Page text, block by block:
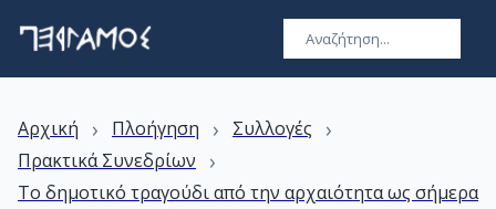
Αρχική › Πλοήγηση › Συλλογές ›
Πρακτικά Συνεδρίων ›
Το δημοτικό τραγούδι από την αρχαιότητα ως σήμερα